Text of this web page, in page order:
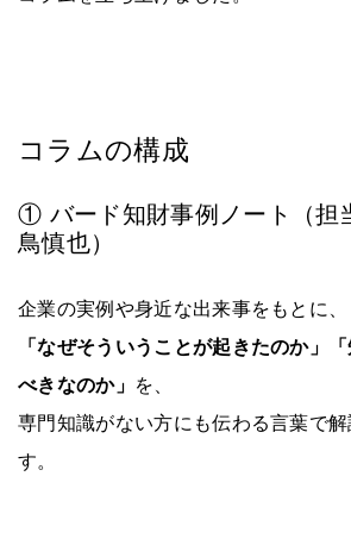
コラムの構成
① バード知財事例ノート（担
鳥慎也）
企業の実例や身近な出来事をもとに、
「なぜそういうことが起きたのか」
べきなのか」 を、
専門知識がない方にも伝わる言葉で
す。